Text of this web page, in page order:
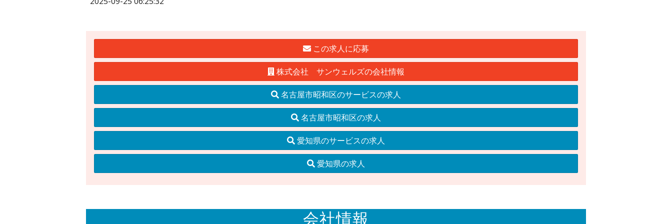
この求人に応募
株式会社 サンウェルズの会社情報
名古屋市昭和区のサービスの求人
名古屋市昭和区の求人
愛知県のサービスの求人
愛知県の求人
会社情報